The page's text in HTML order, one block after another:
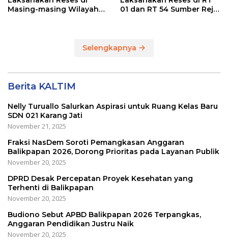
Masing-masing Wilayah
01 dan RT 54 Sumber Rejo
Selengkapnya
Berita KALTIM
Nelly Turuallo Salurkan Aspirasi untuk Ruang Kelas Baru
SDN 021 Karang Jati
November 21, 2025
Fraksi NasDem Soroti Pemangkasan Anggaran
Balikpapan 2026, Dorong Prioritas pada Layanan Publik
November 20, 2025
DPRD Desak Percepatan Proyek Kesehatan yang
Terhenti di Balikpapan
November 20, 2025
Budiono Sebut APBD Balikpapan 2026 Terpangkas,
Anggaran Pendidikan Justru Naik
November 20, 2025